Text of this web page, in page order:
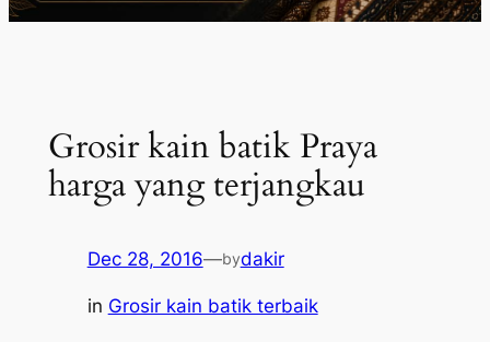
Grosir kain batik Praya
harga yang terjangkau
Dec 28, 2016—bydakir
in Grosir kain batik terbaik